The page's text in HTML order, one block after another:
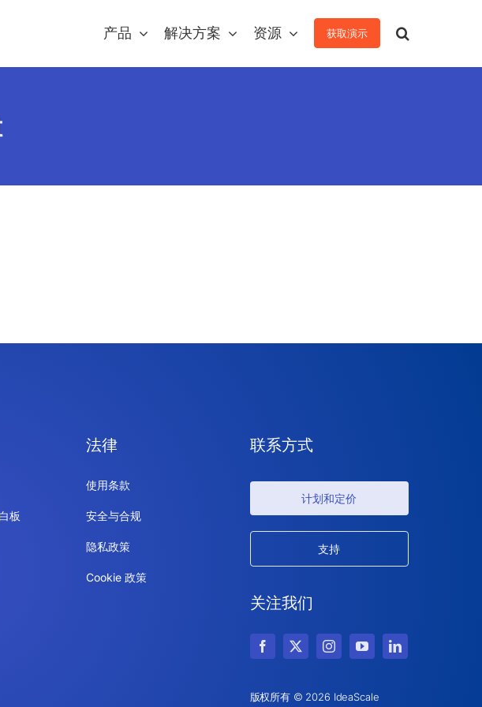
产品 解决方案 资源 获取演示
板
法律
使用条款
安全与合规
隐私政策
Cookie 政策
联系方式
计划和定价
支持
关注我们
版权所有 © 2026 IdeaScale